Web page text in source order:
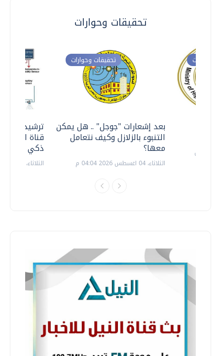
تحقيقات وحوارات
ترشيدا
قناة
ذكي
الثلاثاء، 14 يوليو 2026 06:11 م
تحقيقات وحوارات
بعد إشعارات "جوجل" .. هل يمكن
التنبوء بالزلازل وكيف نتعامل
معها؟
الثلاثاء، 04 اغسطس 2026 04:04 م
وحوارات